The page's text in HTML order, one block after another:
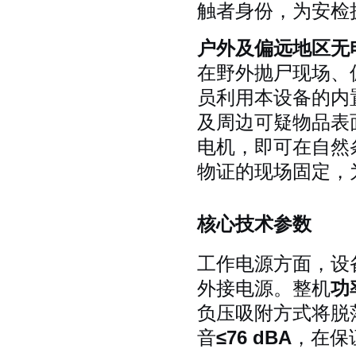
触者身份，为安
户外及偏远地区
在野外抛尸现场
员利用本设备的
及周边可疑物品
电机，即可在自
物证的现场固定
核心技术参数
工作电源方面，设
外接电源。整机功
负压吸附方式将
音≤76 dBA ，在